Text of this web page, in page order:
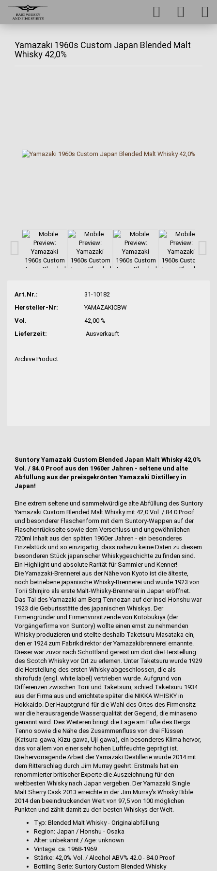
Yamazaki 1960s Custom Japan Blended Malt
Whisky 42,0%
Art.Nr.:
31-10182
Hersteller-Nr:
YAMAZAKICBW
Vol.
42,00 %
Lieferzeit:
Ausverkauft
Archive Product
Suntory Yamazaki Custom Blended Japan Malt Whisky 42,0%
Vol. / 84.0 Proof aus den 1960er Jahren - seltene und alte
Abfüllung aus der preisgekrönten Yamazaki Distillery in
Japan!
Eine extrem seltene und sammelwürdige alte Abfüllung des Suntory
Yamazaki Custom Blended Malt Whisky mit 42,0 Vol. / 84.0 Proof
und besonderer Flaschenform mit dem Suntory-Wappen auf der
Flaschenrückseite sowie dem Verschluss und ungewöhnlichen
720ml Inhalt aus den späten 1960er Jahren - ein besonderes
Einzelstück und so einzigartig, dass nahezu keine Daten zu diesem
besonderen Stück japanischer Whiskygeschichte zu finden sind.
Ein Highlight und absolute Rarität für Sammler und Kenner!
Die Yamazaki-Brennerei aus der Nähe von Kyoto ist die älteste,
noch betriebene japanische Whisky-Brennerei und wurde 1923 von
Torii Shinjiro als erste Malt-Whisky-Brennerei in Japan eröffnet.
Das Tal des Yamazaki am Berg Tennozan auf der Insel Honshu war
1923 die Geburtsstätte des japanischen Whiskys. Der
Firmengründer und Firmenvorsitzende von Kotobukiya (der
Vorgängerfirma von Suntory) wollte einen ernst zu nehmenden
Whisky produzieren und stellte deshalb Taketsuru Masataka ein,
den er 1924 zum Fabrikdirektor der Yamazakibrennerei ernannte.
Dieser war zuvor nach Schottland gereist um dort die Herstellung
des Scotch Whisky vor Ort zu erlernen. Unter Taketsuru wurde 1929
die Herstellung des ersten Whisky abgeschlossen, die als
shirofuda (engl. white label) vertrieben wurde. Aufgrund von
Differenzen zwischen Torii und Taketsuru, schied Taketsuru 1934
aus der Firma aus und errichtete später die NIKKA WHISKY in
Hokkaido. Der Hauptgrund für die Wahl des Ortes des Firmensitz
war die herausragende Wasserqualität der Gegend, die minaseno
genannt wird. Des Weiteren bringt die Lage am Fuße des Bergs
Tenno sowie die Nähe des Zusammenfluss von drei Flüssen
(Katsura-gawa, Kizu-gawa, Uji-gawa), ein besonderes Klima hervor,
das vor allem von einer sehr hohen Luftfeuchte geprägt ist.
Die hervorragende Arbeit der Yamazaki Destillerie wurde 2014 mit
dem Ritterschlag durch Jim Murray geehrt: Erstmals hat ein
renommierter britischer Experte die Auszeichnung für den
weltbesten Whisky nach Japan vergeben. Der Yamazaki Single
Malt Sherry Cask 2013 erreichte in der Jim Murray's Whisky Bible
2014 den beeindruckenden Wert von 97,5 von 100 möglichen
Punkten und zählt damit zu den besten Whiskys der Welt.
Typ: Blended Malt Whisky - Originalabfüllung
Region: Japan / Honshu - Osaka
Alter: unbekannt / Age: unknown
Vintage: ca. 1968-1969
Stärke: 42,0% Vol. / Alcohol ABV% 42.0 - 84.0 Proof
Bottling Serie: Suntory Custom Blended Whisky